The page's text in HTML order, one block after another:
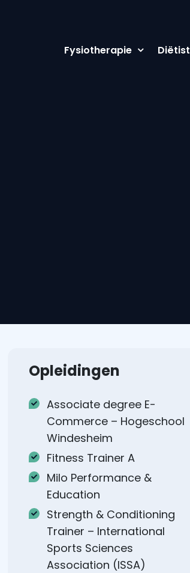
Fysiotherapie Diëtist
Opleidingen
Associate degree E-
Commerce – Hogeschool
Windesheim
Fitness Trainer A
Milo Performance &
Education
Strength & Conditioning
Trainer – International
Sports Sciences
Association (ISSA)